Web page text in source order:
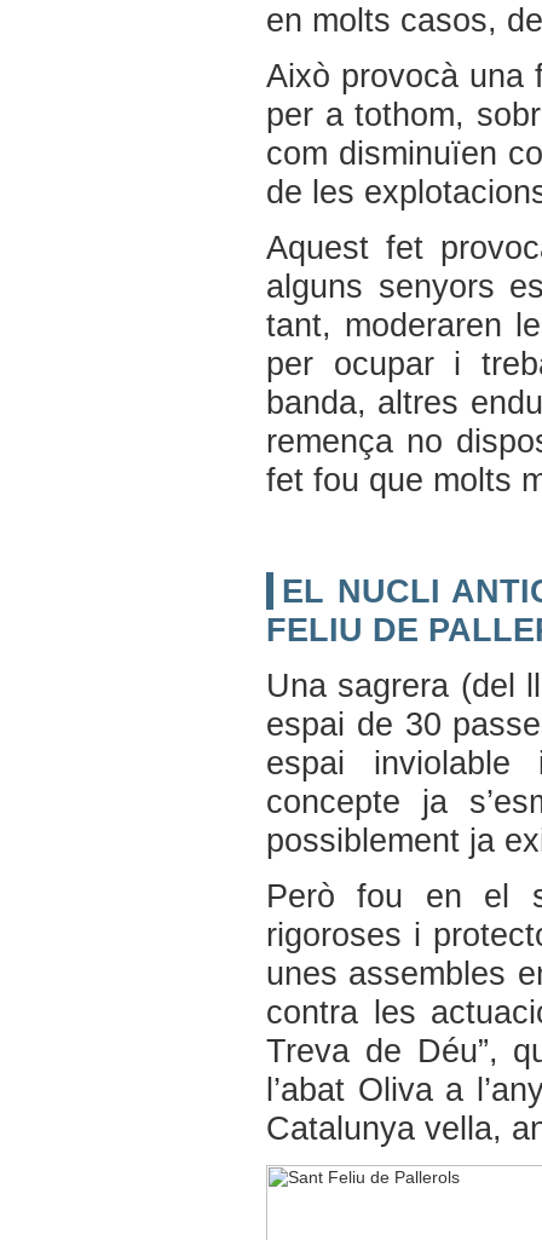
en molts casos,
Això provocà una
per a tothom,
com disminuïen
de les
Aquest fet
alguns senyors
tant, moderaren
per ocupar i
banda, altres
remença no
fet fou que molts
EL NUCLI
FELIU DE
Una sagrera (del
espai de 30
espai inviolable
concepte ja
possiblement ja
Però fou en el
rigoroses i
unes assembles
contra les
Treva de Déu”,
l’abat Oliva a
Catalunya vella,